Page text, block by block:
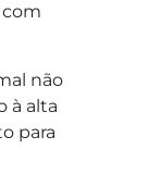
não
à alta
para